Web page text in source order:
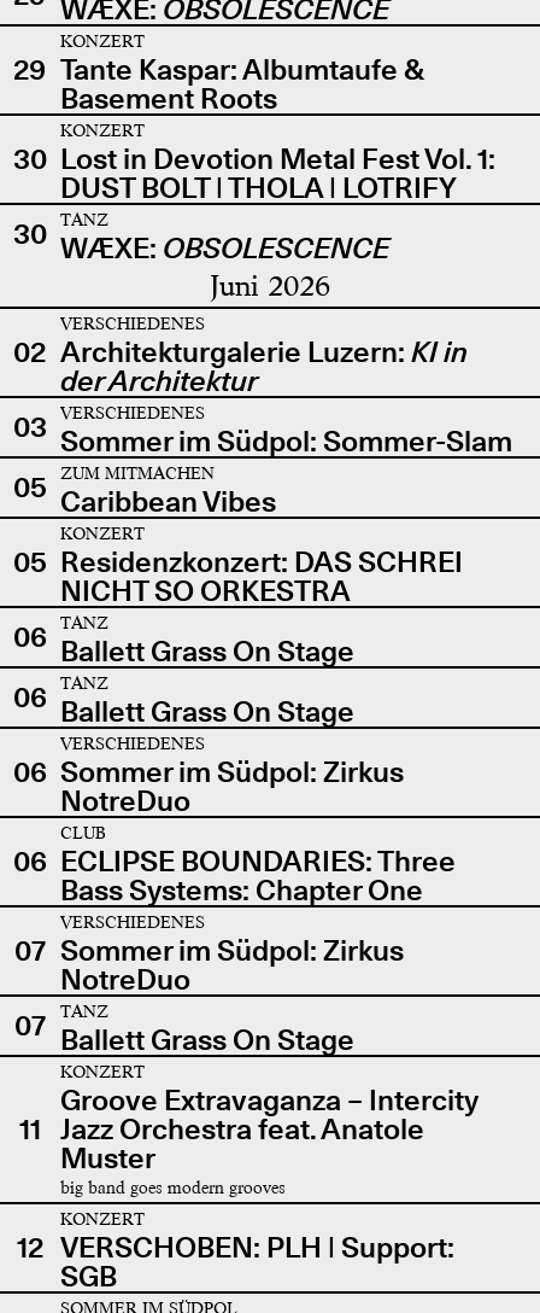
WÆXE: OBSOLESCENCE
29
KONZERT
Tante Kaspar: Albumtaufe &
Basement Roots
30
KONZERT
Lost in Devotion Metal Fest Vol. 1:
DUST BOLT | THOLA | LOTRIFY
30
TANZ
WÆXE: OBSOLESCENCE
Juni 2026
02
VERSCHIEDENES
Architekturgalerie Luzern: KI in
der Architektur
03
VERSCHIEDENES
Sommer im Südpol: Sommer-Slam
05
ZUM MITMACHEN
Caribbean Vibes
05
KONZERT
Residenzkonzert: DAS SCHREI
NICHT SO ORKESTRA
06
TANZ
Ballett Grass On Stage
06
TANZ
Ballett Grass On Stage
06
VERSCHIEDENES
Sommer im Südpol: Zirkus
NotreDuo
06
CLUB
ECLIPSE BOUNDARIES: Three
Bass Systems: Chapter One
07
VERSCHIEDENES
Sommer im Südpol: Zirkus
NotreDuo
07
TANZ
Ballett Grass On Stage
11
KONZERT
Groove Extravaganza – Intercity
Jazz Orchestra feat. Anatole
Muster
big band goes modern grooves
12
KONZERT
VERSCHOBEN: PLH | Support:
SGB
SOMMER IM SÜDPOL